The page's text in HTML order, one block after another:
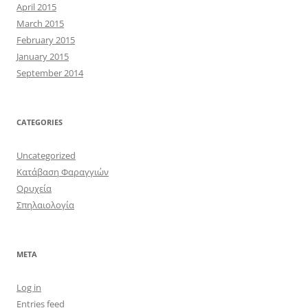
April 2015
March 2015
February 2015
January 2015
September 2014
CATEGORIES
Uncategorized
Κατάβαση Φαραγγιών
Ορυχεία
Σπηλαιολογία
META
Log in
Entries feed